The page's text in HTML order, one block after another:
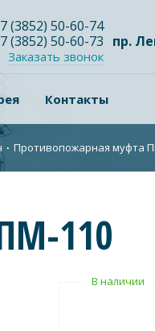
(3852) 50-60-74
(3852) 50-60-73
Заказать звонок
пр.
Контакты
∙ Противопожарная муфта
110
В наличии